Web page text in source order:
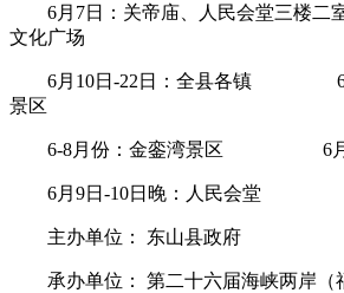
6月7日：关帝庙、人民会堂三楼
文化广场
6月10日-22日：全县各镇 6月
景区
6-8月份：金銮湾景区 6月1
6月9日-10日晚：人民会堂
主办单位： 东山县政府
承办单位： 第二十六届海峡两岸（